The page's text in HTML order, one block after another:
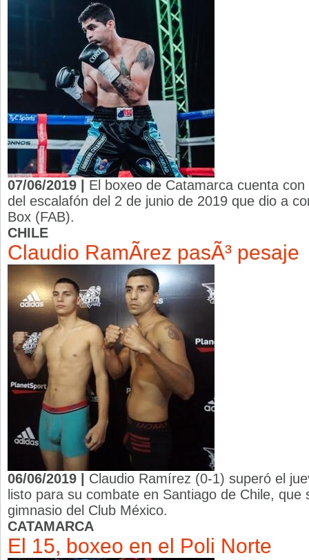
07/06/2019 | El boxeo de Catamarca cuenta
del escalafón del 2 de junio de 2019 que dio a
Box (FAB).
CHILE
Claudio RamÃ­rez pasÃ³ pesaje
06/06/2019 | Claudio Ramírez (0-1) superó el
listo para su combate en Santiago de Chile,
gimnasio del Club México.
CATAMARCA
El 15, boxeo en el Poli Norte